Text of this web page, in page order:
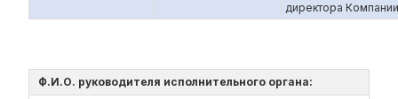
директора Компании
Ф.И.О. руководителя исполнительного органа: